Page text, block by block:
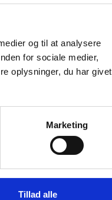
og til at analysere
for sociale medier,
oplysninger, du har givet
Marketing
Tillad alle